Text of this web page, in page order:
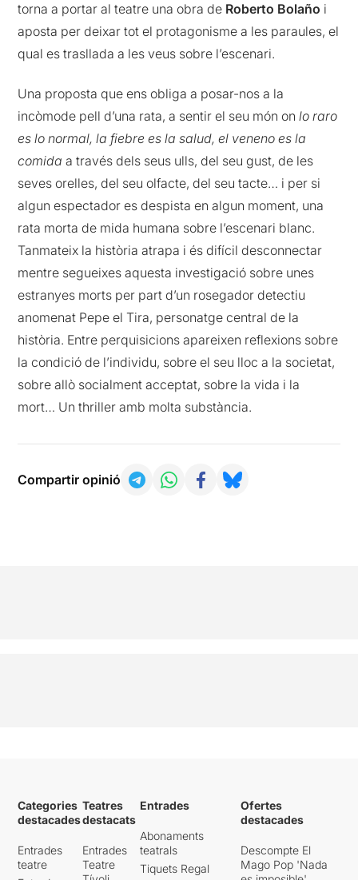
torna a portar al teatre una obra de Roberto Bolaño i
aposta per deixar tot el protagonisme a les paraules, el
qual es trasllada a les veus sobre l’escenari.
Una proposta que ens obliga a posar-nos a la
incòmode pell d’una rata, a sentir el seu món onlo raro
es lo normal, la fiebre es la salud, el veneno es la
comida a través dels seus ulls, del seu gust, de les
seves orelles, del seu olfacte, del seu tacte… i per si
algun espectador es despista en algun moment, una
rata morta de mida humana sobre l’escenari blanc.
Tanmateix la història atrapa i és difícil desconnectar
mentre segueixes aquesta investigació sobre unes
estranyes morts per part d’un rosegador detectiu
anomenat Pepe el Tira, personatge central de la
història. Entre perquisicions apareixen reflexions sobre
la condició de l’individu, sobre el seu lloc a la societat,
sobre allò socialment acceptat, sobre la vida i la
mort… Un thriller amb molta substància.
Compartir opinió
Categories
destacades
Entrades
teatre
Teatres
destacats
Entrades
Teatre
Entrades
Abonaments
teatrals
Tiquets Regal
Ofertes
destacades
Descompte El
Mago Pop 'Nada